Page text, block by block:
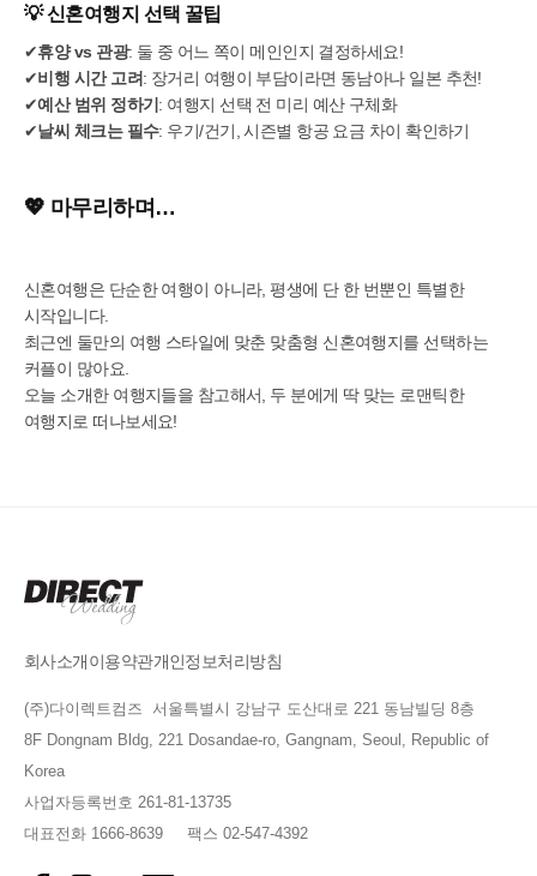
💡 신혼여행지 선택 꿀팁
✔휴양 vs 관광: 둘 중 어느 쪽이 메인인지 결정하세요!
✔비행 시간 고려: 장거리 여행이 부담이라면 동남아나 일본 추천!
✔예산 범위 정하기 : 여행지 선택 전 미리 예산 구체화
✔날씨 체크는 필수: 우기/건기, 시즌별 항공 요금 차이 확인하기
💖 마무리하며…
신혼여행은 단순한 여행이 아니라, 평생에 단 한 번뿐인 특별한
시작입니다.
최근엔 둘만의 여행 스타일에 맞춘 맞춤형 신혼여행지를 선택하는
커플이 많아요.
오늘 소개한 여행지들을 참고해서, 두 분에게 딱 맞는 로맨틱한
여행지로 떠나보세요!
회사소개이용약관개인정보처리방침
(주)다이렉트컴즈 서울특별시 강남구 도산대로 221 동남빌딩 8층
8F Dongnam Bldg, 221 Dosandae-ro, Gangnam, Seoul, Republic of
Korea
사업자등록번호 261-81-13735
대표전화 1666-8639 팩스 02-547-4392